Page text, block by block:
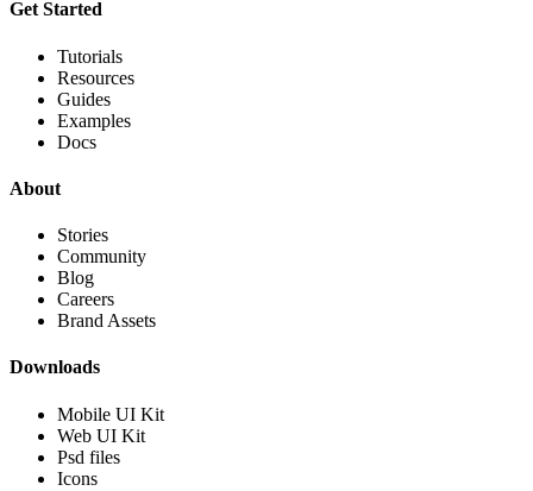
Get Started
Tutorials
Resources
Guides
Examples
Docs
About
Stories
Community
Blog
Careers
Brand Assets
Downloads
Mobile UI Kit
Web UI Kit
Psd files
Icons